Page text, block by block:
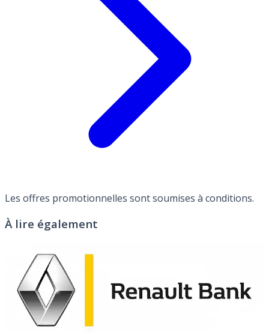
Les offres promotionnelles sont soumises à conditions.
À lire également